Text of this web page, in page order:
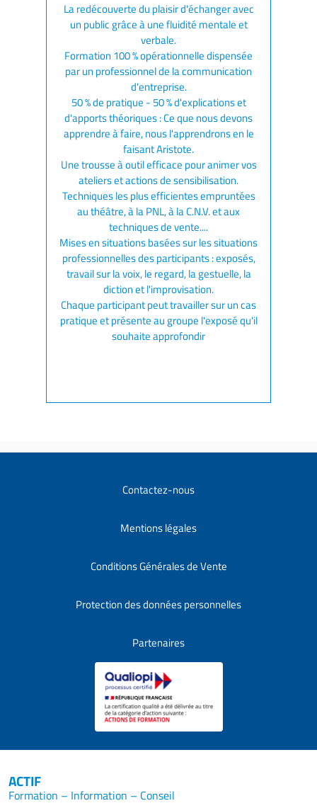
La redécouverte du plaisir d'échanger avec
un public grâce à une fluidité mentale et
verbale.
Formation 100 % opérationnelle dispensée
par un professionnel de la communication
d'entreprise.
50 % de pratique - 50 % d'explications et
d'apports théoriques : Ce que nous devons
apprendre à faire, nous l'apprendrons en le
faisant Aristote.
Une trousse à outil efficace pour animer vos
ateliers et actions de sensibilisation.
Techniques les plus efficientes empruntées
au théâtre, à la PNL, à la C.N.V. et aux
techniques de vente....
Mises en situations basées sur les situations
professionnelles des participants : exposés,
travail sur la voix, le regard, la gestuelle, la
diction et l'improvisation.
Chaque participant peut travailler sur un cas
pratique et présente au groupe l'exposé qu'il
souhaite approfondir
Contactez-nous
Mentions légales
Conditions Générales de Vente
Protection des données personnelles
Partenaires
ACTIF
Formation – Information – Conseil